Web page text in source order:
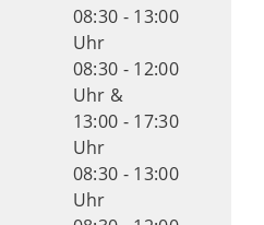
08:30 - 13:00
Uhr
08:30 - 12:00
Uhr &
13:00 - 17:30
Uhr
08:30 - 13:00
Uhr